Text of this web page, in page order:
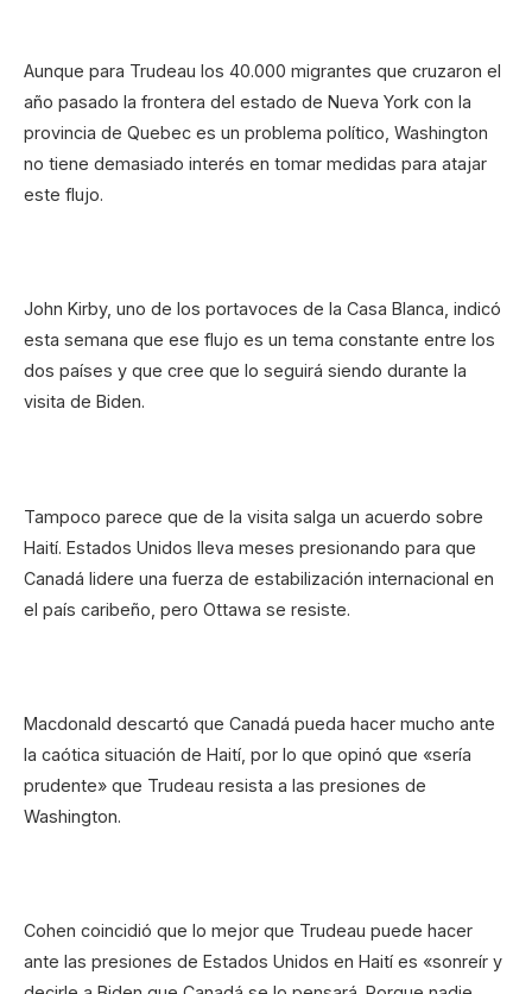
Aunque para Trudeau los 40.000 migrantes que cruzaron el
año pasado la frontera del estado de Nueva York con la
provincia de Quebec es un problema político, Washington
no tiene demasiado interés en tomar medidas para atajar
este flujo.
John Kirby, uno de los portavoces de la Casa Blanca, indicó
esta semana que ese flujo es un tema constante entre los
dos países y que cree que lo seguirá siendo durante la
visita de Biden.
Tampoco parece que de la visita salga un acuerdo sobre
Haití. Estados Unidos lleva meses presionando para que
Canadá lidere una fuerza de estabilización internacional en
el país caribeño, pero Ottawa se resiste.
Macdonald descartó que Canadá pueda hacer mucho ante
la caótica situación de Haití, por lo que opinó que «sería
prudente» que Trudeau resista a las presiones de
Washington.
Cohen coincidió que lo mejor que Trudeau puede hacer
ante las presiones de Estados Unidos en Haití es «sonreír y